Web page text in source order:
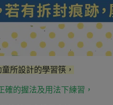
所設計的學習筷，
確的握法及用法下練習，